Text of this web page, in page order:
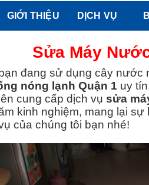
GIỚI THIỆU DỊCH VỤ
Sửa Máy
đang sử dụng cây nước
nóng lạnh Quận 1 uy
cung cấp dịch vụ sửa
kinh nghiệm, mang lại
của chúng tôi bạn nhé!
DỊCH VỤ SỬA TỦ LẠNH
Sửa Tủ Lạnh Quận 1
Sửa Tủ Lạnh Quận 2
Sửa Tủ Lạnh Quận 3